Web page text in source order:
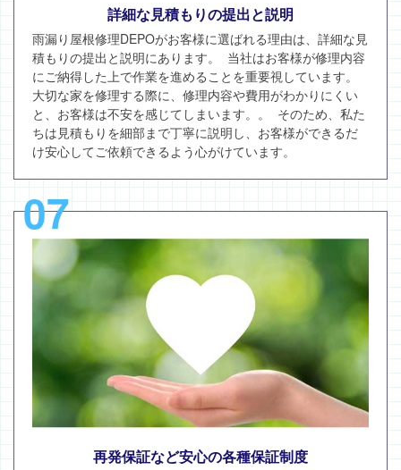
詳細な見積もりの提出と説明
雨漏り屋根修理DEPOがお客様に選ばれる理由は、詳細な見
積もりの提出と説明にあります。 当社はお客様が修理内容
にご納得した上で作業を進めることを重要視しています。
大切な家を修理する際に、修理内容や費用がわかりにくい
と、お客様は不安を感じてしまいます。。 そのため、私た
ちは見積もりを細部まで丁寧に説明し、お客様ができるだ
け安心してご依頼できるよう心がけています。
07
再発保証など安心の各種保証制度